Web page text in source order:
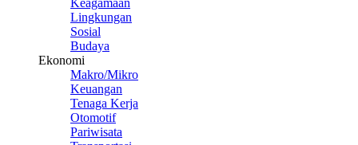
Keagamaan
Lingkungan
Sosial
Budaya
Ekonomi
Makro/Mikro
Keuangan
Tenaga Kerja
Otomotif
Pariwisata